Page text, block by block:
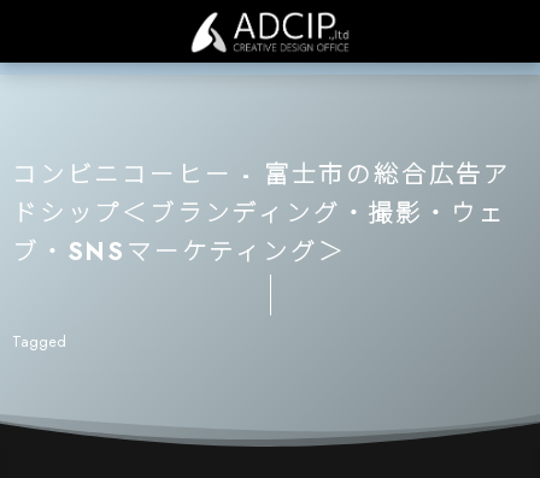
コンビニコーヒー - 富士市の総合広告ア
ドシップ＜ブランディング・撮影・ウェ
ブ・SNSマーケティング＞
Tagged